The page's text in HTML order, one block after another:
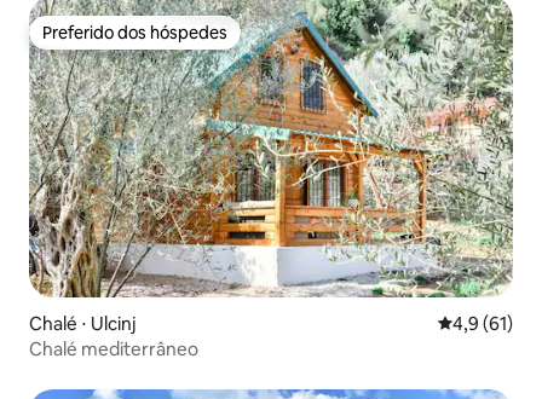
Preferido dos hóspedes
Preferido dos hóspedes
Chalé ⋅ Ulcinj 4,9 de uma
4,9 (61)
Chalé mediterrâneo